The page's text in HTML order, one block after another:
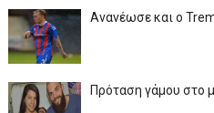
Ανανέωσε και ο
Πρόταση γάμου στο